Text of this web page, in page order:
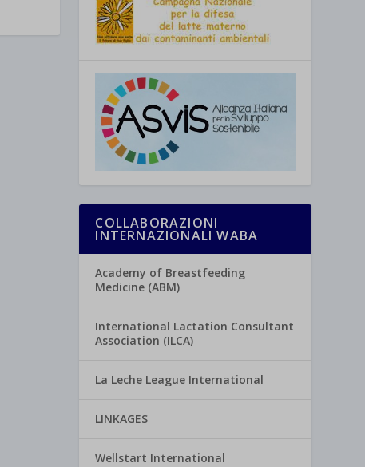
COLLABORAZIONI
INTERNAZIONALI WABA
Academy of Breastfeeding
Medicine (ABM)
International Lactation Consultant
Association (ILCA)
La Leche League International
LINKAGES
Wellstart International